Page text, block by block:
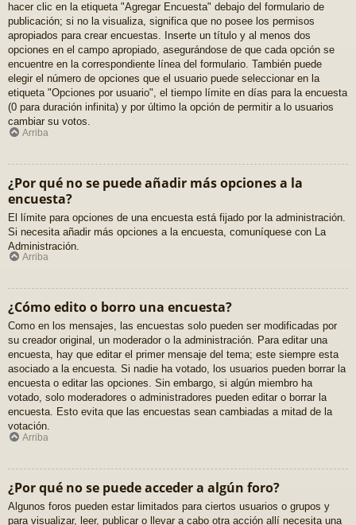
hacer clic en la etiqueta "Agregar Encuesta" debajo del formulario de
publicación; si no la visualiza, significa que no posee los permisos
apropiados para crear encuestas. Inserte un título y al menos dos
opciones en el campo apropiado, asegurándose de que cada opción se
encuentre en la correspondiente línea del formulario. También puede
elegir el número de opciones que el usuario puede seleccionar en la
etiqueta "Opciones por usuario", el tiempo límite en días para la encuesta
(0 para duración infinita) y por último la opción de permitir a lo usuarios
cambiar su votos.
Arriba
¿Por qué no se puede añadir más opciones a la
encuesta?
El límite para opciones de una encuesta está fijado por la administración.
Si necesita añadir más opciones a la encuesta, comuníquese con La
Administración.
Arriba
¿Cómo edito o borro una encuesta?
Como en los mensajes, las encuestas solo pueden ser modificadas por
su creador original, un moderador o la administración. Para editar una
encuesta, hay que editar el primer mensaje del tema; este siempre esta
asociado a la encuesta. Si nadie ha votado, los usuarios pueden borrar la
encuesta o editar las opciones. Sin embargo, si algún miembro ha
votado, solo moderadores o administradores pueden editar o borrar la
encuesta. Esto evita que las encuestas sean cambiadas a mitad de la
votación.
Arriba
¿Por qué no se puede acceder a algún foro?
Algunos foros pueden estar limitados para ciertos usuarios o grupos y
para visualizar, leer, publicar o llevar a cabo otra acción allí necesita una